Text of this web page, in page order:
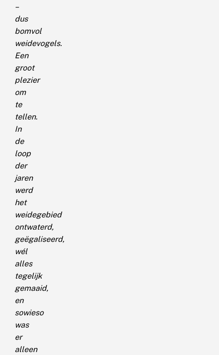
–
dus
bomvol
weidevogels.
Een
groot
plezier
om
te
tellen.
In
de
loop
der
jaren
werd
het
weidegebied
ontwaterd,
geëgaliseerd,
wél
alles
tegelijk
gemaaid,
en
sowieso
was
er
alleen